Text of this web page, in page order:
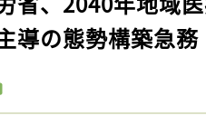
導の態勢構築急務